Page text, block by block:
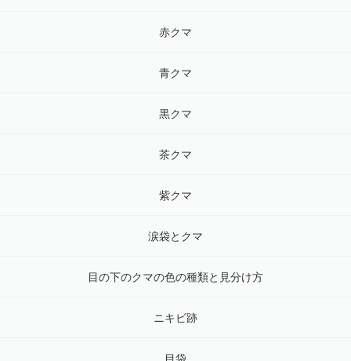
赤クマ
青クマ
黒クマ
茶クマ
紫クマ
涙袋とクマ
目の下のクマの色の種類と見分け方
ニキビ跡